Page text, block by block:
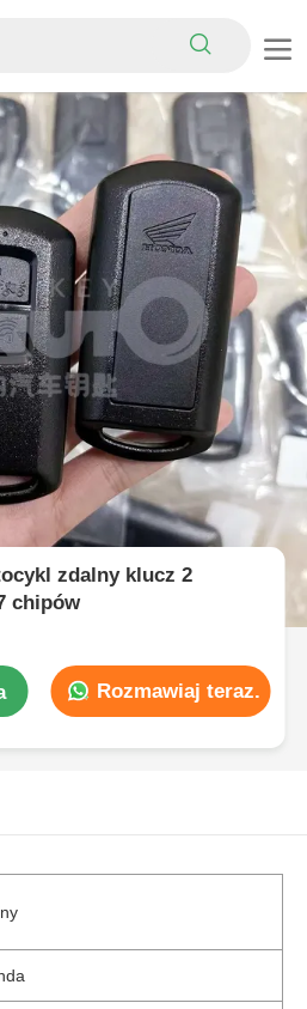
zdalny klucz 2
chipów
Rozmawiaj teraz.